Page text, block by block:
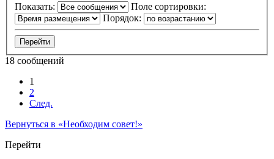
Показать:
Поле сортировки:
Порядок:
18 сообщений
1
2
След.
Вернуться в «Необходим совет!»
Перейти